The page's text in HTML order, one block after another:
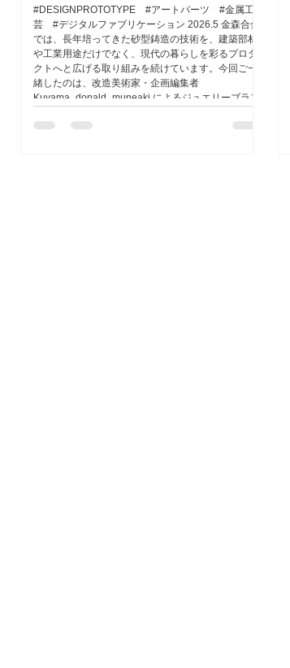
#DESIGNPROTOTYPE #アートパーツ #金属工
芸 #デジタルファブリケーション 2026.5 金森合金
では、長年培ってきた砂型鋳造の技術を、建築部材
や工業用途だけでなく、現代の暮らしを彩るプロダ
クトへと広げる取り組みを続けています。今回ご一
緒したのは、改造美術家・企画編集者
Kuyama_donald_muneaki によるジュエリーブラン
作です。装飾品を掛ける道具でありながら、壁面を